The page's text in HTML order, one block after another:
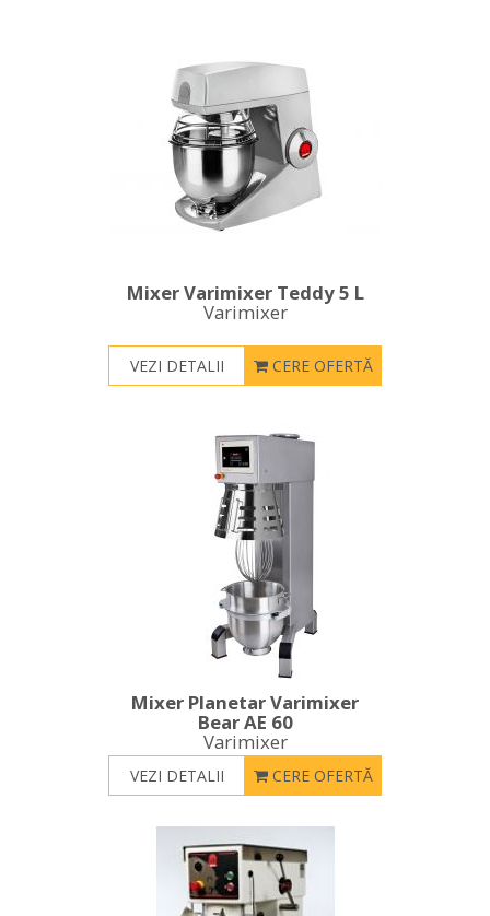
Mixer Varimixer Teddy 5 L
Varimixer
VEZI DETALII CERE OFERTĂ
Mixer Planetar Varimixer
Bear AE 60
Varimixer
VEZI DETALII CERE OFERTĂ